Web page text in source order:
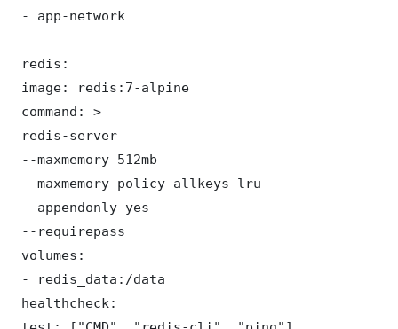
- app-network
redis:
image: redis:7-alpine
command: >
redis-server
--maxmemory 512mb
--maxmemory-policy allkeys-lru
--appendonly yes
--requirepass
volumes:
- redis_data:/data
healthcheck: